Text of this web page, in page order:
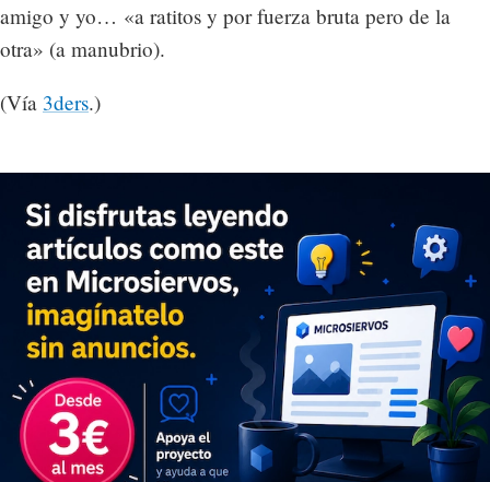
amigo y yo… «a ratitos y por fuerza bruta pero de la
otra» (a manubrio).
(Vía 3ders.)